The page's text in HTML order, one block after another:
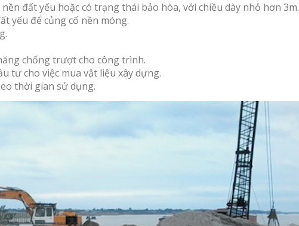
đất yếu hoặc có trạng thái bảo hòa, với chiều dày nhỏ hơn 3m.
yếu để củng cố nền móng.
chống trượt cho công trình.
tư cho việc mua vật liệu xây dựng.
thời gian sử dụng.